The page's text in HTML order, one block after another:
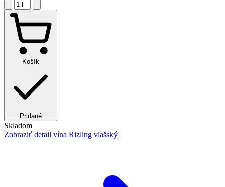
Košík
Pridané
Skladom
Zobraziť detail vína Rizling vlašský